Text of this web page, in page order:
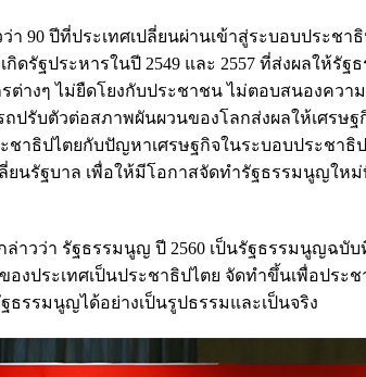
90 ปีที่ประเทศเปลี่ยนผ่านเข้าสู่ระบอบประช
กิดรัฐประหารในปี 2549 และ 2557 ที่ส่งผลให้
ต่างๆ ไม่ยืดโยงกับประชาชน ไม่ตอบสนองคว
ถปรับตัวต่อสภาพผันผวนของโลกส่งผลให้เศร
ชาธิปไตยกับปัญหาเศรษฐกิจในระบอบประชาธิ
ยนรัฐบาล เพื่อให้มีโอกาสจัดทำรัฐธรรมนูญใ
ล่าวว่า รัฐธรรมนูญ ปี 2560 เป็นรัฐธรรมนูญฉ
องประเทศเป็นประชาธิปไตย จัดทำขึ้นเพื่อปร
ธรรมนูญได้อย่างเป็นรูปธรรมและเป็นจริง